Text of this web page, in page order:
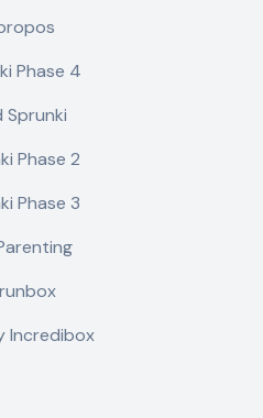
Phase 4
Sprunki
Phase 2
Phase 3
Incredibox